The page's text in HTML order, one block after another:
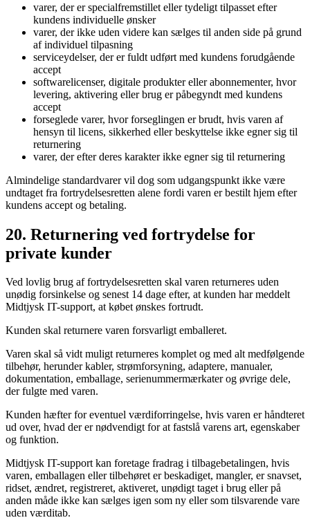
varer, der er specialfremstillet eller tydeligt tilpasset efter
kundens individuelle ønsker
varer, der ikke uden videre kan sælges til anden side på grund
af individuel tilpasning
serviceydelser, der er fuldt udført med kundens forudgående
accept
softwarelicenser, digitale produkter eller abonnementer, hvor
levering, aktivering eller brug er påbegyndt med kundens
accept
forseglede varer, hvor forseglingen er brudt, hvis varen af
hensyn til licens, sikkerhed eller beskyttelse ikke egner sig til
returnering
varer, der efter deres karakter ikke egner sig til returnering
Almindelige standardvarer vil dog som udgangspunkt ikke være
undtaget fra fortrydelsesretten alene fordi varen er bestilt hjem efter
kundens accept og betaling.
20. Returnering ved fortrydelse for
private kunder
Ved lovlig brug af fortrydelsesretten skal varen returneres uden
unødig forsinkelse og senest 14 dage efter, at kunden har meddelt
Midtjysk IT-support, at købet ønskes fortrudt.
Kunden skal returnere varen forsvarligt emballeret.
Varen skal så vidt muligt returneres komplet og med alt medfølgende
tilbehør, herunder kabler, strømforsyning, adaptere, manualer,
dokumentation, emballage, serienummermærkater og øvrige dele,
der fulgte med varen.
Kunden hæfter for eventuel værdiforringelse, hvis varen er håndteret
ud over, hvad der er nødvendigt for at fastslå varens art, egenskaber
og funktion.
Midtjysk IT-support kan foretage fradrag i tilbagebetalingen, hvis
varen, emballagen eller tilbehøret er beskadiget, mangler, er snavset,
ridset, ændret, registreret, aktiveret, unødigt taget i brug eller på
anden måde ikke kan sælges igen som ny eller som tilsvarende vare
uden værditab.